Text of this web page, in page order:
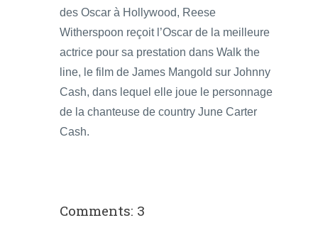
des Oscar à Hollywood, Reese
Witherspoon reçoit l’Oscar de la meilleure
actrice pour sa prestation dans Walk the
line, le film de James Mangold sur Johnny
Cash, dans lequel elle joue le personnage
de la chanteuse de country June Carter
Cash.
Comments: 3